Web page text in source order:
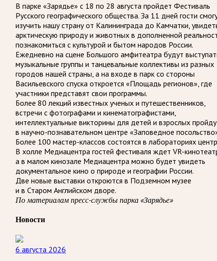
В парке «Зарядье» с 18 по 28 августа пройдет Фестиваль
Русского географического общества. За 11 дней гости
изучить нашу страну от Калининграда до Камчатки,
арктическую природу и животных в дополненной
познакомиться с культурой и бытом народов России.
Ежедневно на сцене Большого амфитеатра будут
музыкальные группы и танцевальные коллективы из разных
городов нашей страны, а на входе в парк со стороны
Васильевского спуска откроется «Площадь регионов»‎, где
участники представят свои программы.
Более 80 лекций известных ученых и путешественников,
встречи с фотографами и кинематографистами,
интеллектуальные викторины для детей и взрослых
в научно-познавательном центре «Заповедное
Более 100 мастер-классов состоятся в лабораториях
В холле Медиацентра гостей фестиваля ждет VR-
а в малом кинозале Медиацентра можно будет увидеть
документальное кино о природе и географии России.
Две новые выставки откроются в Подземном музее
и в Старом Английском дворе.
По материалам пресс-службы парка «Зарядье»
Новости
6 августа 2026